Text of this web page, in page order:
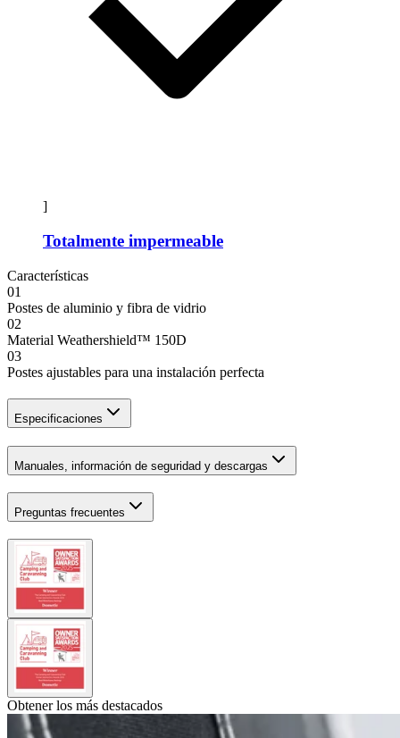
]
Totalmente impermeable
Características
01
Postes de aluminio y fibra de vidrio
02
Material Weathershield™ 150D
03
Postes ajustables para una instalación perfecta
Especificaciones
Manuales, información de seguridad y descargas
Preguntas frecuentes
Obtener los más destacados